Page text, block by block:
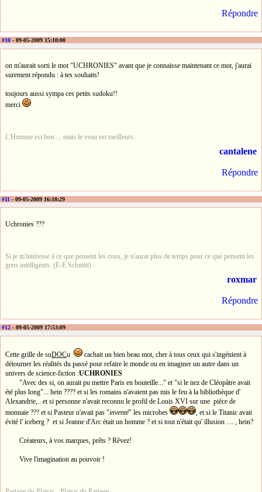
Répondre
#10 - 09-05-2009 15:10:00
on m'aurait sorti le mot "UCHRONIES" avant que je connaisse maintenant ce mot, j'aurai
surement répondu : à tes souhaits!
toujours aussi sympa ces petits sudoku!!
merci
L'Homme est bon ... mais le veau est meilleurs.
cantalene
Répondre
#11 - 09-05-2009 16:18:29
Uchronies ???
Si je m'intéresse à ce que pensent les cons, je n'aurai plus de temps pour ce que pensent les
gens intelligents. (E-E Schmitt)
roxmar
Répondre
#12 - 09-05-2009 17:53:09
Cette grille de suDOCu
cachait un bien beau mot, cher à tous ceux qui s'ingénient à
détourner les réalités du passé pour refaire le monde ou en imaginer un autre dans un
univers de science-fiction :UCHRONIES
"Avec des si, on aurait pu mettre Paris en bouteille..." et "si le nez de Cléopâtre avait
été plus long"... hein ???? et si les romains n'avaient pas mis le feu à la bibliothèque d'
Alexandrie,.. et si personne n'avait reconnu le profil de Louis XVI sur une pièce de
monnaie ??? et si Pasteur n'avait pas "inventé" les microbes
, et si le Titanic avait
évité l' iceberg ? et si Jeanne d'Arc était un homme ? et si tout n'était qu' illusion .... , hein?
Créateurs, à vos marques, prêts ? Rêvez!
Vive l'imagination au pouvoir !